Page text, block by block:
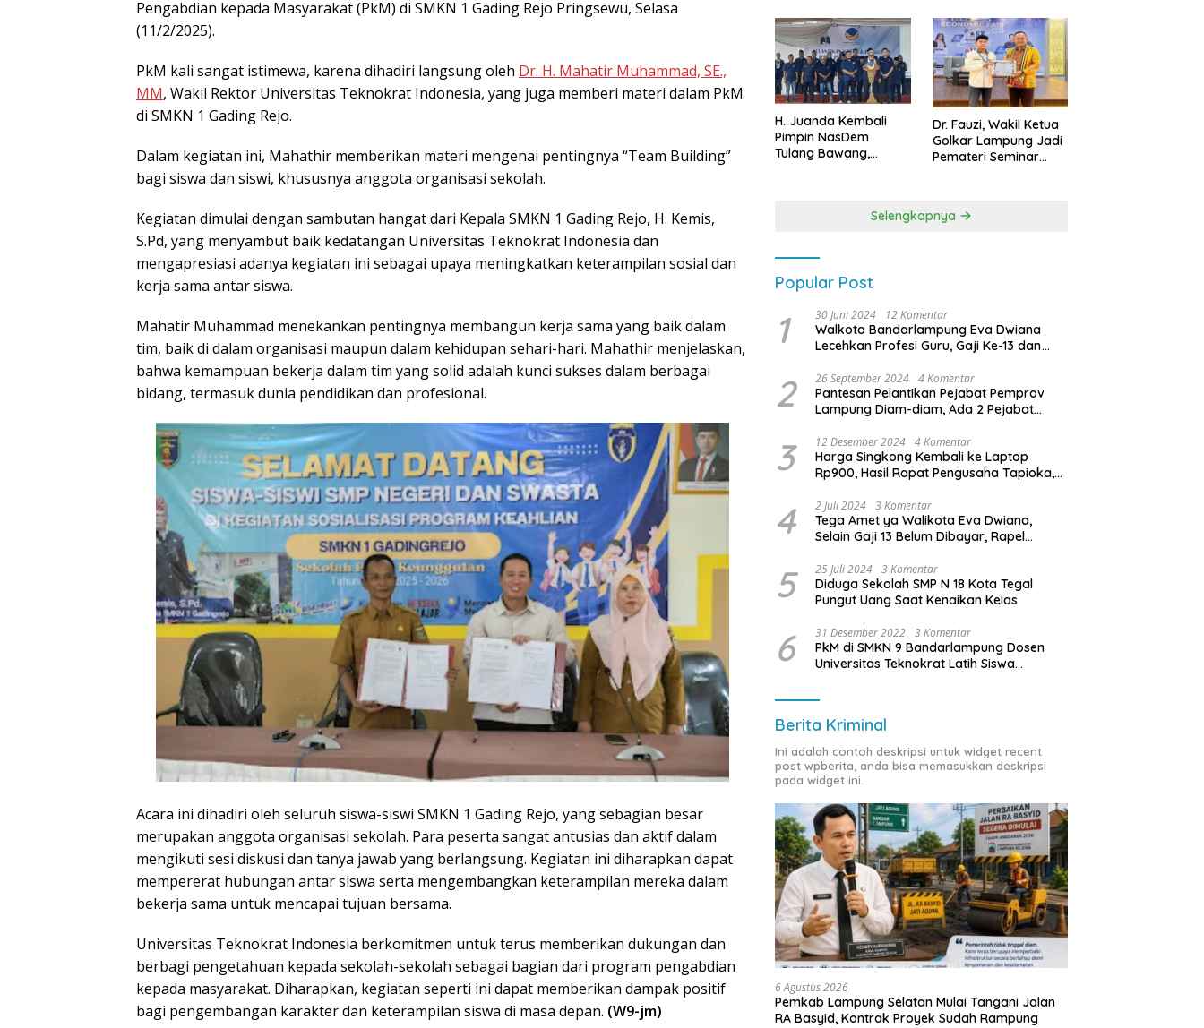
Pengabdian kepada Masyarakat (PkM) di SMKN 1 Gading Rejo Pringsewu, Selasa
(11/2/2025).
PkM kali sangat istimewa, karena dihadiri langsung oleh Dr. H. Mahatir Muhammad, SE.,
MM, Wakil Rektor Universitas Teknokrat Indonesia, yang juga memberi materi dalam PkM
di SMKN 1 Gading Rejo.
Dalam kegiatan ini, Mahathir memberikan materi mengenai pentingnya “Team Building”
bagi siswa dan siswi, khususnya anggota organisasi sekolah.
Kegiatan dimulai dengan sambutan hangat dari Kepala SMKN 1 Gading Rejo, H. Kemis,
S.Pd, yang menyambut baik kedatangan Universitas Teknokrat Indonesia dan
mengapresiasi adanya kegiatan ini sebagai upaya meningkatkan keterampilan sosial dan
kerja sama antar siswa.
Mahatir Muhammad menekankan pentingnya membangun kerja sama yang baik dalam
tim, baik di dalam organisasi maupun dalam kehidupan sehari-hari. Mahathir menjelaskan,
bahwa kemampuan bekerja dalam tim yang solid adalah kunci sukses dalam berbagai
bidang, termasuk dunia pendidikan dan profesional.
Acara ini dihadiri oleh seluruh siswa-siswi SMKN 1 Gading Rejo, yang sebagian besar
merupakan anggota organisasi sekolah. Para peserta sangat antusias dan aktif dalam
mengikuti sesi diskusi dan tanya jawab yang berlangsung. Kegiatan ini diharapkan dapat
mempererat hubungan antar siswa serta mengembangkan keterampilan mereka dalam
bekerja sama untuk mencapai tujuan bersama.
Universitas Teknokrat Indonesia berkomitmen untuk terus memberikan dukungan dan
berbagi pengetahuan kepada sekolah-sekolah sebagai bagian dari program pengabdian
kepada masyarakat. Diharapkan, kegiatan seperti ini dapat memberikan dampak positif
bagi pengembangan karakter dan keterampilan siswa di masa depan. (W9-jm)
H. Juanda Kembali
Pimpin NasDem
Tulang Bawang,
Dr. Fauzi, Wakil Ketua
Golkar Lampung Jadi
Pemateri Seminar
Kebangsaan
Selengkapnya
Popular Post
1 30 Juni 2024 12 Komentar
Walkota Bandarlampung Eva Dwiana
Lecehkan Profesi Guru, Gaji Ke-13 dan
2 26 September 2024 4 Komentar
Pantesan Pelantikan Pejabat Pemprov
Lampung Diam-diam, Ada 2 Pejabat
3 12 Desember 2024 4 Komentar
Harga Singkong Kembali ke Laptop
Rp900, Hasil Rapat Pengusaha Tapioka,
Lampung
4 2 Juli 2024 3 Komentar
Tega Amet ya Walikota Eva Dwiana,
Selain Gaji 13 Belum Dibayar, Rapel
Dibayar
5 25 Juli 2024 3 Komentar
Diduga Sekolah SMP N 18 Kota Tegal
Pungut Uang Saat Kenaikan Kelas
6 31 Desember 2022 3 Komentar
PkM di SMKN 9 Bandarlampung Dosen
Universitas Teknokrat Latih Siswa
Berita Kriminal
Ini adalah contoh deskripsi untuk widget recent
post wpberita, anda bisa memasukkan deskripsi
pada widget ini.
6 Agustus 2026
Pemkab Lampung Selatan Mulai Tangani Jalan
RA Basyid, Kontrak Proyek Sudah Rampung